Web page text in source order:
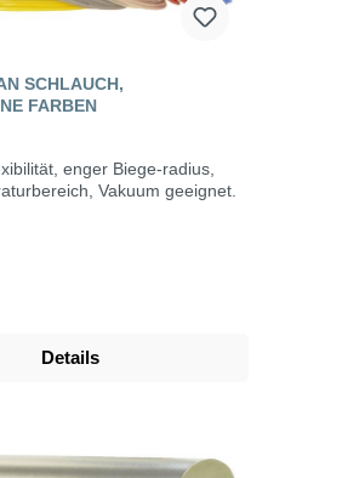
SCHLAUCH,
FARBEN
enger Biege-radius,
Vakuum geeignet.
Details